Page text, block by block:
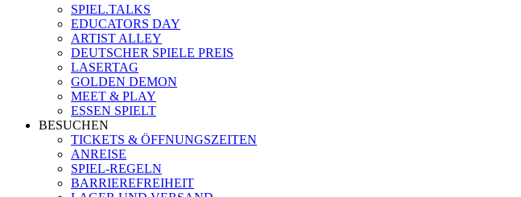
SPIEL.TALKS
EDUCATORS DAY
ARTIST ALLEY
DEUTSCHER SPIELE PREIS
LASERTAG
GOLDEN DEMON
MEET & PLAY
ESSEN SPIELT
BESUCHEN
TICKETS & ÖFFNUNGSZEITEN
ANREISE
SPIEL-REGELN
BARRIEREFREIHEIT